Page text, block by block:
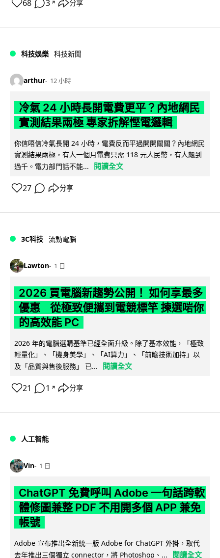
68 3 ↗ 分享
科技娛樂 科技新聞
arthur 12 小時
冷氣 24 小時長開電費更平？內地網民
實測結果兩極 專家拆解慳電邏輯
你信唔信冷氣長開 24 小時，電費反而平過開開關關？內地網民
實測結果兩極，有人一個月電費只需 118 元人民幣，有人飆到
過千。電力部門話不能...
閱讀全文
27 分享
3C科技 流動電腦
Lawton 1 日
2026 買電腦新趨勢公開！ 如何享最多
優惠 從極致便攜到電競標竿 揀選啱你
的高效能 PC
2026 年的電腦選購基準已經全面升級。除了基本效能，「極致
輕量化」、「機身美學」、「AI算力」、「前瞻技術加持」以
及「品質與售後服務」 已...
閱讀全文
21 1 ↗ 分享
人工智能
Vin 1 日
ChatGPT 免費呼叫 Adobe 一句話跨軟
體修圖兼整 PDF 不用開多個 APP 兼免
帳號
Adobe 宣布推出全新統一版 Adobe for ChatGPT 外掛，取代
去年推出三個獨立 connector，將 Photoshop、...
閱讀全文